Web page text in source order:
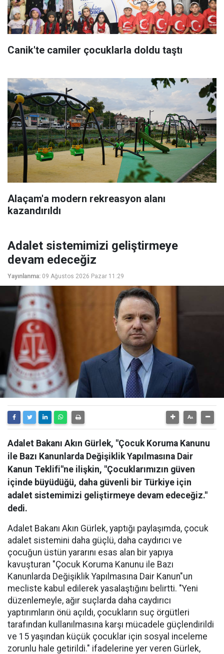
Canik'te camiler çocuklarla doldu taştı
Alaçam'a modern rekreasyon alanı
kazandırıldı
Adalet sistemimizi geliştirmeye
devam edeceğiz
Yayınlanma: 09 Ağustos 2026 Pazar 11:29
Adalet Bakanı Akın Gürlek, "Çocuk Koruma Kanunu
ile Bazı Kanunlarda Değişiklik Yapılmasına Dair
Kanun Teklifi"ne ilişkin, "Çocuklarımızın güven
içinde büyüdüğü, daha güvenli bir Türkiye için
adalet sistemimizi geliştirmeye devam edeceğiz."
dedi.
Adalet Bakanı Akın Gürlek, yaptığı paylaşımda, çocuk
adalet sistemini daha güçlü, daha caydırıcı ve
çocuğun üstün yararını esas alan bir yapıya
kavuşturan "Çocuk Koruma Kanunu ile Bazı
Kanunlarda Değişiklik Yapılmasına Dair Kanun"un
mecliste kabul edilerek yasalaştığını belirtti. "Yeni
düzenlemeyle, ağır suçlarda daha caydırıcı
yaptırımların önü açıldı, çocukların suç örgütleri
tarafından kullanılmasına karşı mücadele güçlendirildi
ve 15 yaşından küçük çocuklar için sosyal inceleme
zorunlu hale getirildi." ifadelerine yer veren Gürlek,